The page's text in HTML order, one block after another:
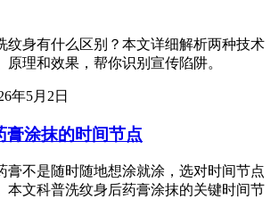
纹身有什么区别？本文详细解析两种技术
原理和效果，帮你识别宣传陷阱。
年5月2日
膏涂抹的时间节点
膏不是随时随地想涂就涂，选对时间节点
本文科普洗纹身后药膏涂抹的关键时间节